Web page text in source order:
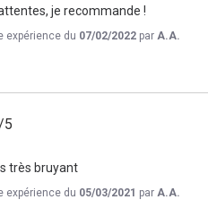
je recommande !
expérience du 07/02/2022 par A.A.
5
très bruyant
expérience du 05/03/2021 par A.A.